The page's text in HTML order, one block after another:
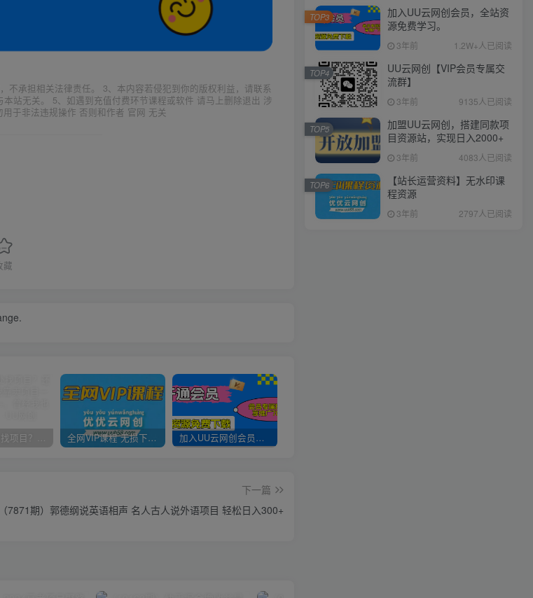
不承担相关法律责任。 3、本内容若侵犯到你的版权利益，请联系
站无关。 5、如遇到充值付费环节课程或软件 请马上删除退出 涉
于非法违规操作 否则和作者 官网 无关
藏
你还在到处找项目？还在当韭菜？我靠卖项目一个月收入5万+，曾经我也是个失败者。 全网VIP课程 无损下载~ 加入UU云网创会员，全站资源免费学习。
下一篇
（7871期）郭德纲说英语相声 名人古人说外语项目 轻松日入300+
加入UU云网创会员，全站资
源免费学习。
3年前 1.2W+人已阅读
TOP3
UU云网创【VIP会员专属交
流群】
3年前 9135人已阅读
TOP4
加盟UU云网创，搭建同款项
目资源站，实现日入2000+
3年前 4083人已阅读
TOP5
【站长运营资料】无水印课
程资源
3年前 2797人已阅读
TOP6